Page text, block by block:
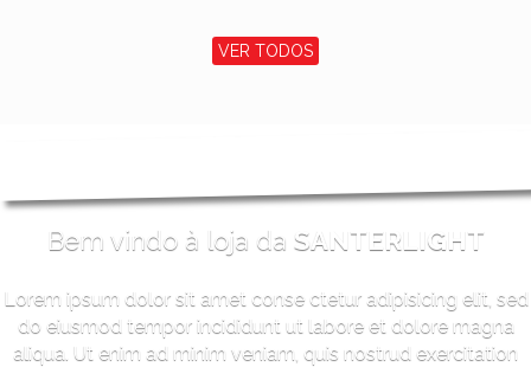
VER TODOS
Bem vindo à loja da SANTERLIGHT
Lorem ipsum dolor sit amet conse ctetur adipisicing elit, sed
do eiusmod tempor incididunt ut labore et dolore magna
aliqua. Ut enim ad minim veniam, quis nostrud exercitation